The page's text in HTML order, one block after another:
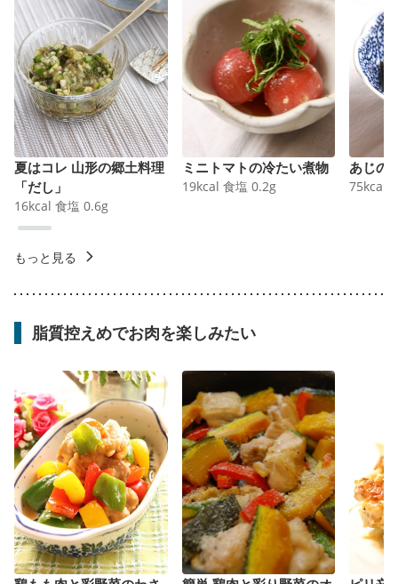
夏はコレ 山形の郷土料理
「だし」
16kcal 食塩 0.6g
ミニトマトの冷たい煮物
19kcal 食塩 0.2g
あじの
75kcal
もっと見る
脂質控えめでお肉を楽しみたい